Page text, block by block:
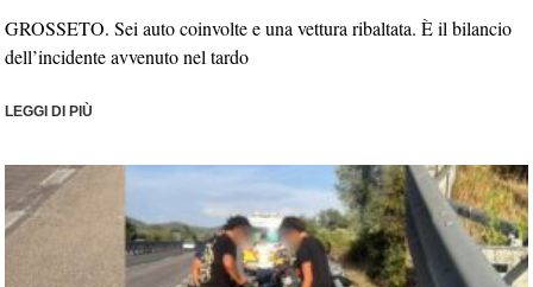
GROSSETO. Sei auto coinvolte e una vettura ribaltata. È il bilancio
dell’incidente avvenuto nel tardo
LEGGI DI PIÙ